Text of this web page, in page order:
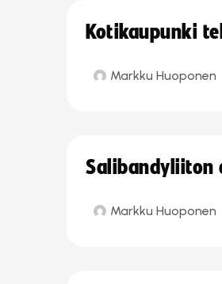
Kotikaupunki
Markku Huoponen
Salibandyliiton
Markku Huoponen